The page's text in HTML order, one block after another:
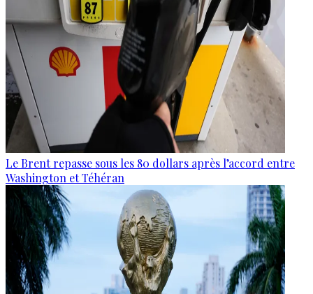
Le Brent repasse sous les 80 dollars après l’accord entre
Washington et Téhéran